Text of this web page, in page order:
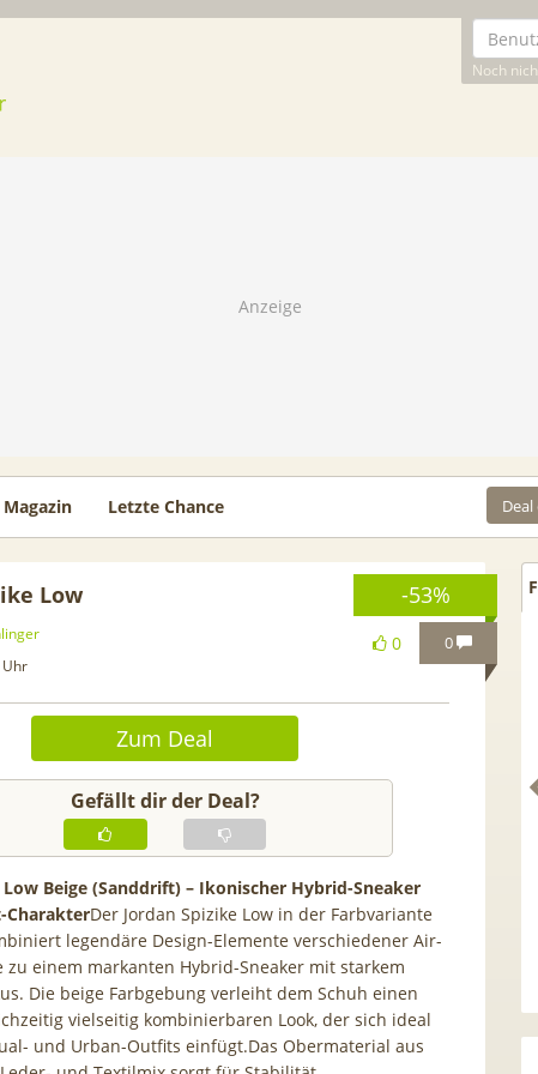
Noch
Magazin Letzte Chance
-53%
0
0
Low
Uhr
Zum Deal
Gefällt dir der Deal?
Low Beige (Sanddrift) – Ikonischer Hybrid-Sneaker
CharakterDer Jordan Spizike Low in der Farbvariante
legendäre Design-Elemente verschiedener Air-
zu einem markanten Hybrid-Sneaker mit starkem
Die beige Farbgebung verleiht dem Schuh einen
vielseitig kombinierbaren Look, der sich ideal
und Urban-Outfits einfügt.Das Obermaterial aus
Netflix Standard + 300
Sender (280 in HD) via
Perfect Plus ab 9€
mtl.
TCL tragbares 3-in-1
Klimagerät | Kühlen /
Luftentfeuchten | 9.000
App- & Smart-Home-